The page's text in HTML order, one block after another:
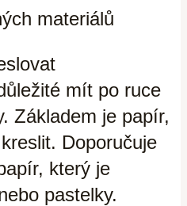
materiálů
mít po ruce
Základem je papír,
Doporučuje
který je
pastelky.